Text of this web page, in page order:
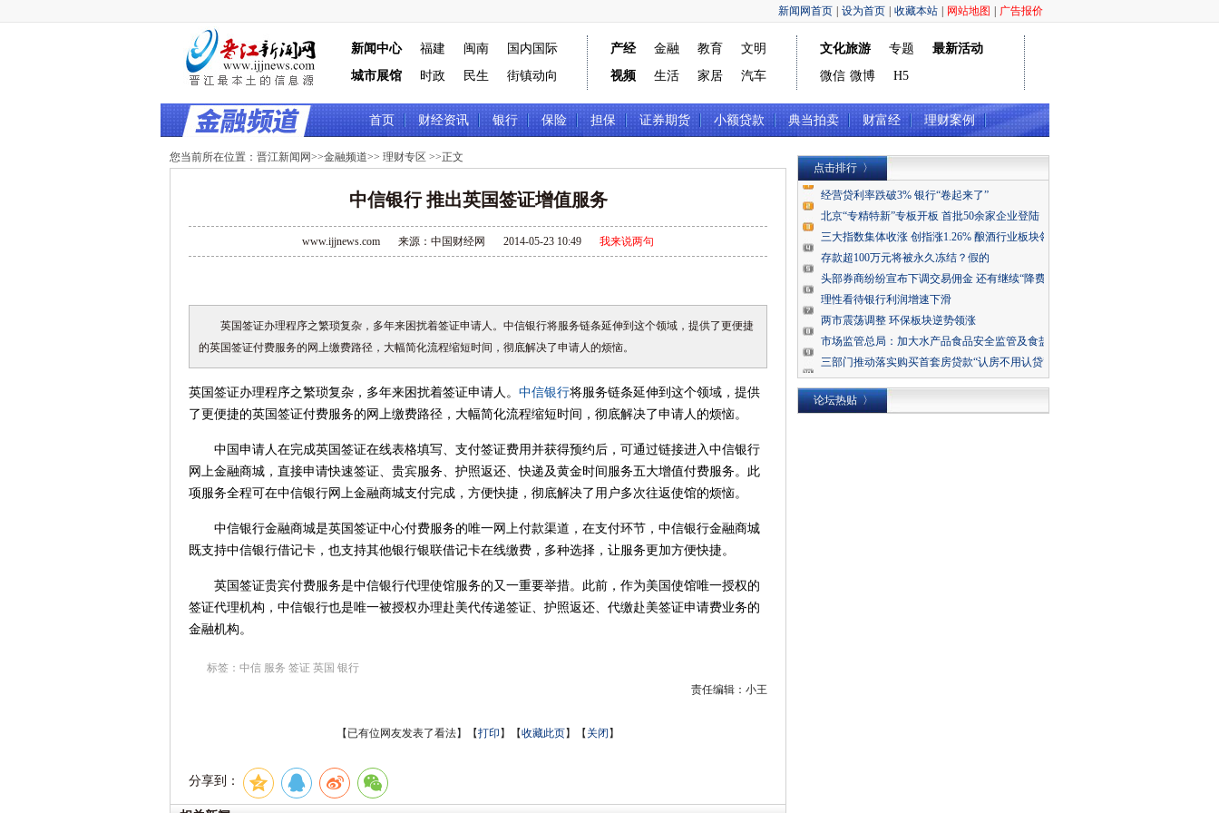
广告报价
网站地图
收藏本站
设为首页
新闻网首页
新闻中心 福建 闽南
国内国际
城市展馆
时政 民生 街镇动向
产经 金融 教育
文明
视频
生活 家居 汽车
文化旅游 专题
最新活动
微信 微博 H5
首页 财经资讯 银行 保险 担保 证券期货 小额贷款 典当拍卖 财富经 理财案例
您当前所在位置： 晋江新闻网>>金融频道>> 理财专区 >>正文
中信银行 推出英国签证增值服务
www.ijjnews.com 来源：中国财经网 2014-05-23 10:49 我来说两句
英国签证办理程序之繁琐复杂，多年来困扰着签证申请人。中信银行将服务链条延伸到这个领域，提供了更便捷
的英国签证付费服务的网上缴费路径，大幅简化流程缩短时间，彻底解决了申请人的烦恼。
英国签证办理程序之繁琐复杂，多年来困扰着签证申请人。 中信银行将服务链条延伸到这个领域，提供
了更便捷的英国签证付费服务的网上缴费路径，大幅简化流程缩短时间，彻底解决了申请人的烦恼。
中国申请人在完成英国签证在线表格填写、支付签证费用并获得预约后，可通过链接进入中信银行
网上金融商城，直接申请快速签证、贵宾服务、护照返还、快递及黄金时间服务五大增值付费服务。此
项服务全程可在中信银行网上金融商城支付完成，方便快捷，彻底解决了用户多次往返使馆的烦恼。
中信银行金融商城是英国签证中心付费服务的唯一网上付款渠道，在支付环节，中信银行金融商城
既支持中信银行借记卡，也支持其他银行银联借记卡在线缴费，多种选择，让服务更加方便快捷。
英国签证贵宾付费服务是中信银行代理使馆服务的又一重要举措。此前，作为美国使馆唯一授权的
签证代理机构，中信银行也是唯一被授权办理赴美代传递签证、护照返还、代缴赴美签证申请费业务的
金融机构。
标签：中信 服务 签证 英国 银行
责任编辑：小王
【已有位网友发表了看法】 【打印 】 【收藏此页】 【 关闭 】
分享到：
点击排行 〉
经营贷利率跌破3% 银行“卷起来了”
北京“专精特新”专板开板 首批50余家企业登陆
三大指数集体收涨 创指涨1.26% 酿酒行业板块领涨
存款超100万元将被永久冻结？假的
头部券商纷纷宣布下调交易佣金 还有继续“降费”空间
理性看待银行利润增速下滑
两市震荡调整 环保板块逆势领涨
市场监管总局：加大水产品食品安全监管及食盐价格监管力度
三部门推动落实购买首套房贷款“认房不用认贷”政策措施
论坛热贴 〉